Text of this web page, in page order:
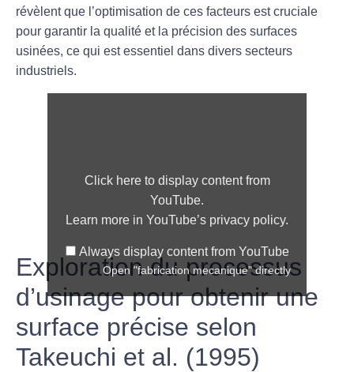
révèlent que l’optimisation de ces facteurs est cruciale
pour garantir la qualité et la précision des surfaces
usinées, ce qui est essentiel dans divers secteurs
industriels.
Click here to display content from
YouTube.
Learn more in YouTube’s privacy policy.
Always display content from YouTube
Open "fabrication mecanique" directly
Exploration du processus
d’usinage pour obtenir une
surface précise selon
Takeuchi et al. (1995)